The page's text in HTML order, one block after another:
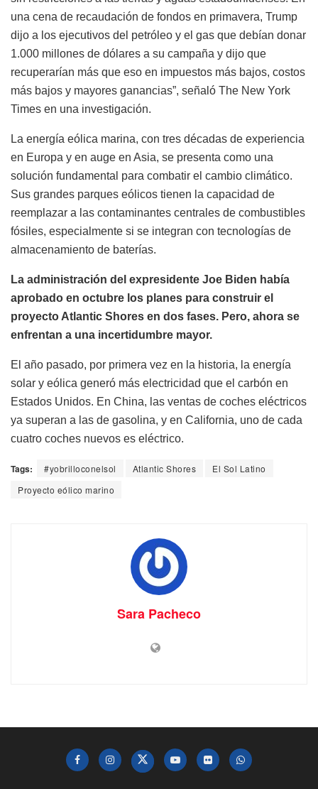
una cena de recaudación de fondos en primavera, Trump
dijo a los ejecutivos del petróleo y el gas que debían donar
1.000 millones de dólares a su campaña y dijo que
recuperarían más que eso en impuestos más bajos, costos
más bajos y mayores ganancias”, señaló The New York
Times en una investigación.
La energía eólica marina, con tres décadas de experiencia
en Europa y en auge en Asia, se presenta como una
solución fundamental para combatir el cambio climático.
Sus grandes parques eólicos tienen la capacidad de
reemplazar a las contaminantes centrales de combustibles
fósiles, especialmente si se integran con tecnologías de
almacenamiento de baterías.
La administración del expresidente Joe Biden había
aprobado en octubre los planes para construir el
proyecto Atlantic Shores en dos fases. Pero, ahora se
enfrentan a una incertidumbre mayor.
El año pasado, por primera vez en la historia, la energía
solar y eólica generó más electricidad que el carbón en
Estados Unidos. En China, las ventas de coches eléctricos
ya superan a las de gasolina, y en California, uno de cada
cuatro coches nuevos es eléctrico.
Tags: #yobrilloconelsol Atlantic Shores
El Sol Latino
Proyecto eólico marino
Sara Pacheco